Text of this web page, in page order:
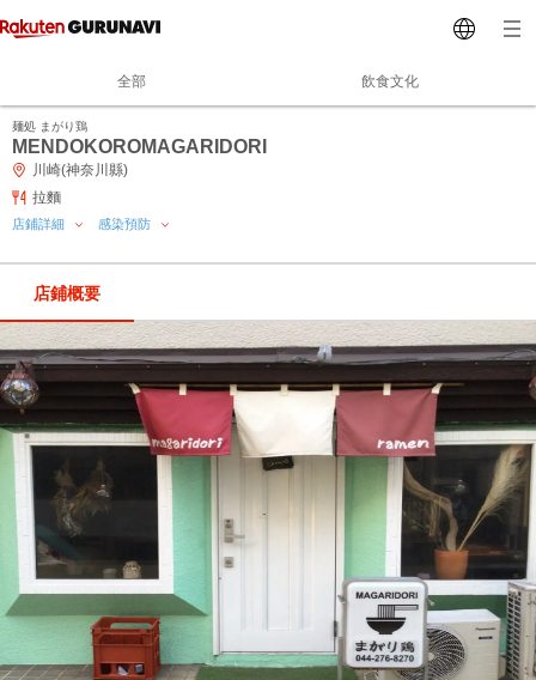
全部 飲食文化
麺処 まがり鶏
MENDOKOROMAGARIDORI
川崎(神奈川縣)
拉麵
店鋪詳細 感染預防
店鋪概要